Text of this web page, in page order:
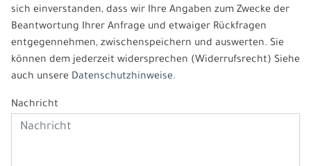
sich einverstanden, dass wir Ihre Angaben zum Zwecke der
Beantwortung Ihrer Anfrage und etwaiger Rückfragen
entgegennehmen, zwischenspeichern und auswerten. Sie
können dem jederzeit widersprechen (Widerrufsrecht) Siehe
auch unsere Datenschutzhinweise.
Nachricht